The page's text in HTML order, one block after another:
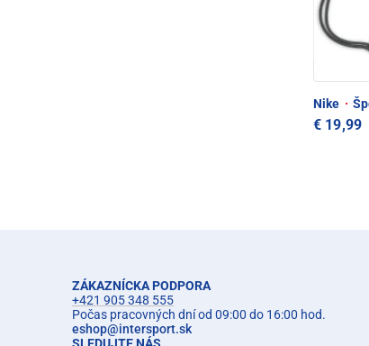
Nike ·
€ 19,99
ZÁKAZNÍCKA PODPORA
+421 905 348 555
Počas pracovných dní od 09:00 do 16:00 hod.
eshop@intersport.sk